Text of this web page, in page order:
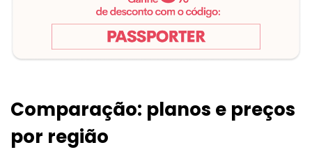
Comparação: planos e preços
por região